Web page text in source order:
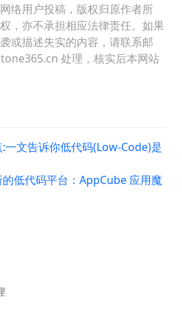
络用户投稿，版权归原作者所
，亦不承担相应法律责任。如果
或描述失实的内容，请联系邮
处理，核实后本网站
一文告诉你低代码(Low-Code)是
低代码平台：AppCube 应用魔